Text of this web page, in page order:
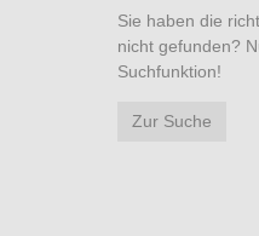
Sie haben die
nicht gefunden?
Suchfunktion!
Zur Suche